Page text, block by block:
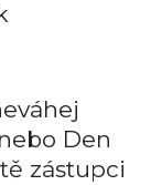
Den
zástupci